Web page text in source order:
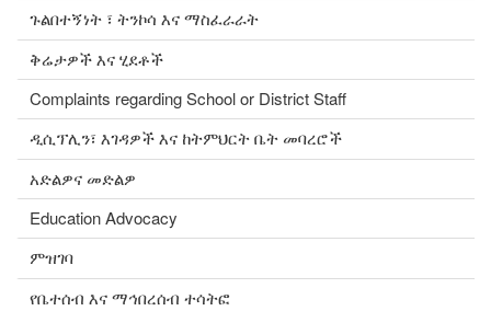
ጉልበተኝነት ፣ ትንኮሳ እና ማስፈራራት
ቅሬታዎች እና ሂደቶች
Complaints regarding School or District Staff
ዲሲፕሊን፣ እገዳዎች እና ከትምህርት ቤት መባረሮች
አድልዎና መድልዎ
Education Advocacy
ምዝገባ
የቤተሰብ እና ማኅበረሰብ ተሳትፎ